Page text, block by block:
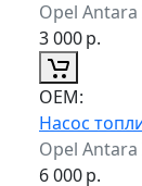
Opel
3 000р.
ОЕМ:
Насос
Opel
6 000р.